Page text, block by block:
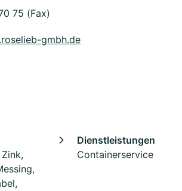
75 (Fax)
gmbh.de
Dienstleistungen
Containerservice